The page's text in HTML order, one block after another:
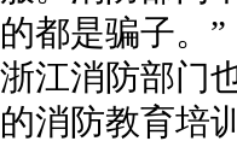
的都是骗子。”
浙江消防部门
的消防教育培